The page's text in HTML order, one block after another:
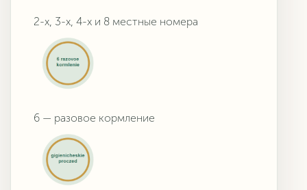
2-х, 3-х, 4-х и 8 местные номера
6 — разовое кормление